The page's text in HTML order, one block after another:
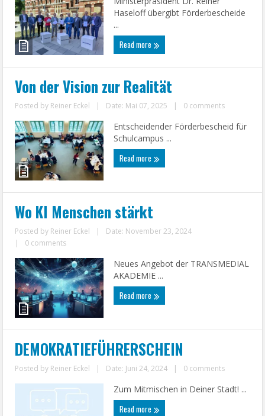
Haseloff übergibt Förderbescheide
...
Read more
Von der Vision zur Realität
Posted by Reiner Eckel | Date: Mai 07, 2025 | 0 comments
Entscheidender Förderbescheid für
Schulcampus ...
Read more
Wo KI Menschen stärkt
Posted by Reiner Eckel |
Date: November 23, 2024
|
0 comments
Neues Angebot der TRANSMEDIAL
AKADEMIE ...
Read more
DEMOKRATIEFÜHRERSCHEIN
Posted by Reiner Eckel | Date: Juni 24, 2024 | 0 comments
Zum Mitmischen in Deiner Stadt! ...
Read more